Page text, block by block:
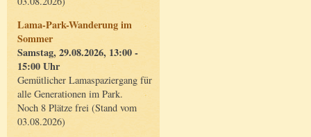
Lama-Park-Wanderung im
Sommer
Samstag, 29.08.2026, 13:00 -
15:00 Uhr
Gemütlicher Lamaspaziergang für
alle Generationen im Park.
Noch 8 Plätze frei (Stand vom
03.08.2026)